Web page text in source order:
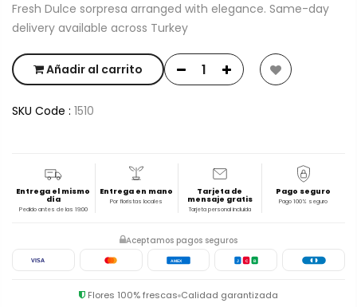
Fresh Dulce sorpresa arranged with elegance. Same-day
delivery available across Turkey
Añadir al carrito
SKU Code : 1510
Entrega el mismo
día
Pedido antes de las 19:00
Entrega en mano
Por floristas locales
Tarjeta de
mensaje gratis
Tarjeta personal incluida
Pago seguro
Pago 100% seguro
Aceptamos pagos seguros
VISA AMEX J C B
Flores 100% frescas Calidad garantizada